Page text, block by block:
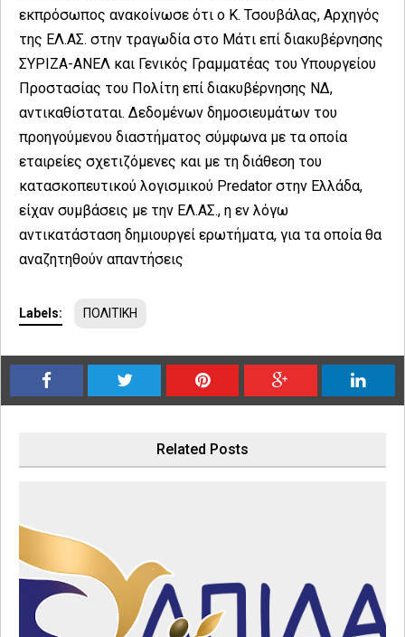
εκπρόσωπος ανακοίνωσε ότι ο Κ. Τσουβάλας, Αρχηγός
της ΕΛ.ΑΣ. στην τραγωδία στο Μάτι επί διακυβέρνησης
ΣΥΡΙΖΑ-ΑΝΕΛ και Γενικός Γραμματέας του Υπουργείου
Προστασίας του Πολίτη επί διακυβέρνησης ΝΔ,
αντικαθίσταται. Δεδομένων δημοσιευμάτων του
προηγούμενου διαστήματος σύμφωνα με τα οποία
εταιρείες σχετιζόμενες και με τη διάθεση του
κατασκοπευτικού λογισμικού Predator στην Ελλάδα,
είχαν συμβάσεις με την ΕΛ.ΑΣ., η εν λόγω
αντικατάσταση δημιουργεί ερωτήματα, για τα οποία θα
αναζητηθούν απαντήσεις
Labels: ΠΟΛΙΤΙΚΗ
Related Posts